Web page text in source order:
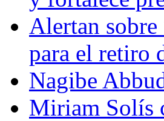
Alertan
para el retiro
Nagibe
Miriam Solís